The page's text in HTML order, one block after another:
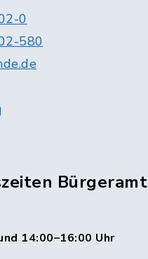
0
580
Youtube
Bürgeramt
14:00–16:00 Uhr